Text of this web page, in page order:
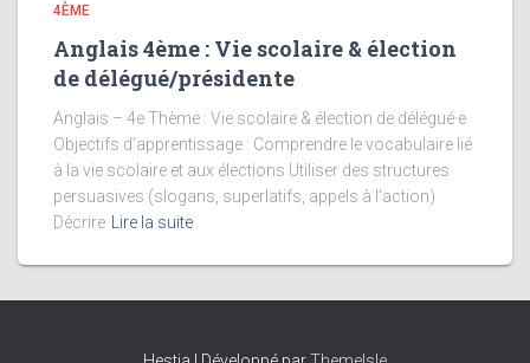
4ÈME
Anglais 4ème : Vie scolaire & élection
de délégué/présidente
Anglais – 4e Thème : Vie scolaire & élection de délégué·e
Objectifs d’apprentissage : Comprendre le vocabulaire lié
à la vie scolaire et aux élections Utiliser des structures
persuasives (slogans, superlatifs, appels à l’action)
Décrire Lire la suite